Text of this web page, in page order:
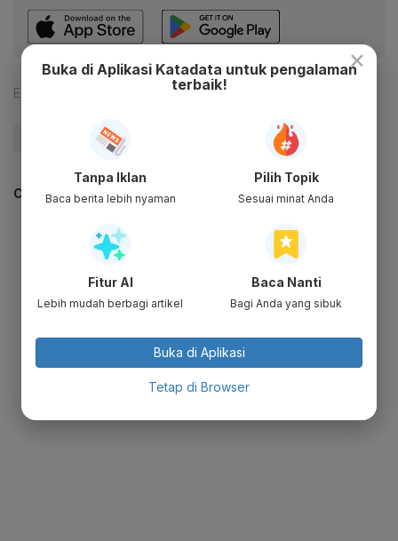
Editor:
#Kementerian
CEK JUGA DATA INI
×
Buka di Aplikasi Katadata untuk pengalaman
terbaik!
Tanpa Iklan
Baca berita lebih nyaman
Pilih Topik
Sesuai minat Anda
Fitur AI
Lebih mudah berbagi artikel
Baca Nanti
Bagi Anda yang sibuk
Buka di Aplikasi
Tetap di Browser